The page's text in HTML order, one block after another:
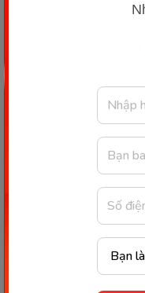
Cháo tôm
Khoai lang chứa
thiết giúp bé tiêu
chứa thành phần
Nguyên liệu cần
vị, dầu ăn, khoai
Cách làm như sau:
Bước 1: Mẹ
nấu cháo chín